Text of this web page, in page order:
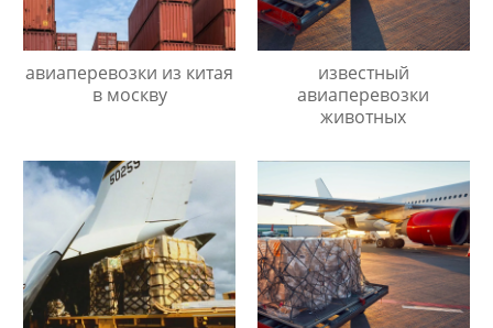
авиаперевозки из китая
в москву
известный
авиаперевозки
животных